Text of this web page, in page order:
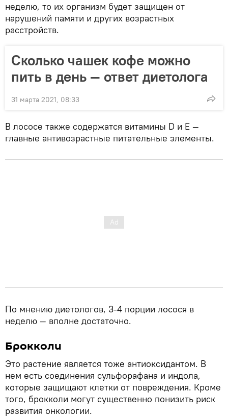
неделю, то их организм будет защищен от
нарушений памяти и других возрастных
расстройств.
Сколько чашек кофе можно
пить в день — ответ диетолога
31 марта 2021, 08:33
В лососе также содержатся витамины D и E —
главные антивозрастные питательные элементы.
По мнению диетологов, 3-4 порции лосося в
неделю — вполне достаточно.
Брокколи
Это растение является тоже антиоксидантом. В
нем есть соединения сульфорафана и индола,
которые защищают клетки от повреждения. Кроме
того, брокколи могут существенно понизить риск
развития онкологии.